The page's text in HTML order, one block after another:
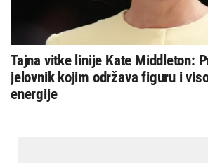
Tajna vitke linije Kate Middleton:
jelovnik kojim održava figuru i
energije